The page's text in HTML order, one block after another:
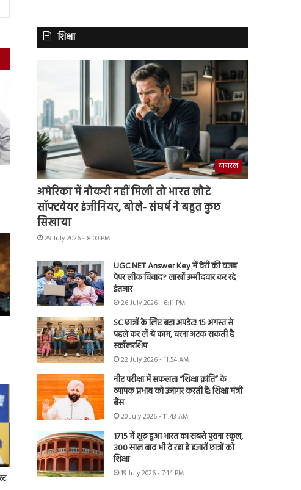
शिक्षा
वायरल
अमेरिका में नौकरी नहीं मिली तो भारत लौटे
सॉफ्टवेयर इंजीनियर, बोले- संघर्ष ने बहुत कुछ
सिखाया
29 July 2026 - 8:00 PM
UGC NET Answer Key में देरी की वजह
पेपर लीक विवाद? लाखों उम्मीदवार कर रहे
इंतजार
26 July 2026 - 6:11 PM
SC छात्रों के लिए बड़ा अपडेट! 15 अगस्त से
पहले कर लें ये काम, वरना अटक सकती है
स्कॉलरशिप
22 July 2026 - 11:54 AM
नीट परीक्षा में सफलता “शिक्षा क्रांति” के
व्यापक प्रभाव को उजागर करती है: शिक्षा मंत्री
बैंस
20 July 2026 - 11:43 AM
1715 में शुरू हुआ भारत का सबसे पुराना स्कूल,
300 साल बाद भी दे रहा है हजारों छात्रों को
शिक्षा
19 July 2026 - 7:14 PM